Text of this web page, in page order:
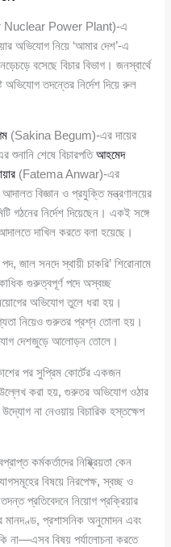
Power Plant)-এ
অভিযোগ নিয়ে ‘আমার দেশ’-এ
বসেছে বিচার বিভাগ। জনস্বার্থে
অভিযোগ তদন্তের নির্দেশ দিয়ে রুল
(Sakina Begum)-এর দায়ের
শুনানি শেষে বিচারপতিআহমেদ
(Fatema Anwar)-এর
বিজ্ঞান ও প্রযুক্তি মন্ত্রণালয়ের
গঠনের নির্দেশ দিয়েছেন। একই সঙ্গে
দাখিল করতে বলা হয়েছে।
জাল সনদে স্থায়ী চাকরি’ শিরোনামে
গুরুত্বপূর্ণ পদে অস্বচ্ছ
অভিযোগ তুলে ধরা হয়।
নিয়েও গুরুতর প্রশ্ন তোলা হয়।
দেশজুড়ে আলোড়ন তোলে।
পর সুপ্রিম কোর্টের একজন
উল্লেখ করা হয়, গুরুতর অভিযোগ ওঠার
উদ্যোগ না নেওয়ায় বিচারিক হস্তক্ষেপ
কর্মকর্তাদের নিষ্ক্রিয়তা কেন
বিষয়ে নিরপেক্ষ, স্বচ্ছ ও
প্রতিবেদনে নিয়োগ প্রক্রিয়ার
মানদণ্ড, প্রশাসনিক অনুমোদন এবং
না—এসব বিষয় পর্যালোচনা করতে